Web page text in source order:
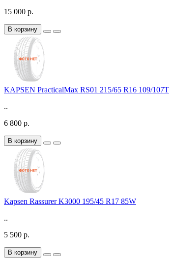
15 000 р.
В корзину
KAPSEN PracticalMax RS01 215/65 R16 109/107T
..
6 800 р.
В корзину
Kapsen Rassurer K3000 195/45 R17 85W
..
5 500 р.
В корзину